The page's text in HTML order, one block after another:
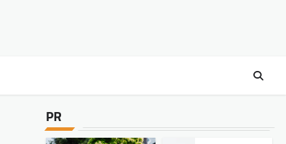
PR